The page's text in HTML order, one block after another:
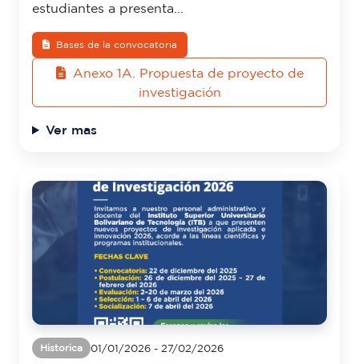
estudiantes a presenta...
Bases de la convocatoria
Anexo 1A. Propuesta de proyecto de
investigación
Ver mas
Historica 01/01/2026 - 27/02/2026